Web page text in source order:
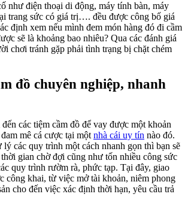
như điện thoại di động, máy tính bàn, máy
trang sức có giá trị…. đều được công bố giá
định xem nếu mình đem món hàng đó đi cầm
sẽ là khoảng bao nhiêu? Qua các đánh giá
chơi tránh gặp phải tình trạng bị chặt chém
đồ chuyên nghiệp, nhanh
các tiệm cầm đồ để vay được một khoản
mê cá cược tại một nhà cái uy tín nào đó.
các quy trình một cách nhanh gọn thì bạn sẽ
gian chờ đợi cũng như tốn nhiều công sức
quy trình rườm rà, phức tạp. Tại đây, giao
công khai, từ việc mở tài khoản, niêm phong
cho đến việc xác định thời hạn, yêu cầu trả